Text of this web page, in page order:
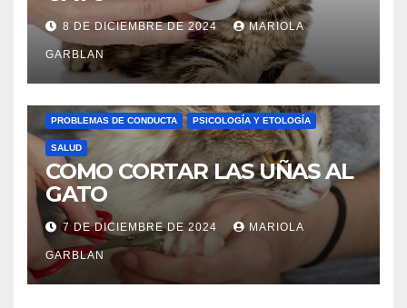
8 DE DICIEMBRE DE 2024 MARIOLA
GARBLAN
PROBLEMAS DE CONDUCTA PSICOLOGÍA Y ETOLOGÍA
SALUD
COMO CORTAR LAS UÑAS AL
GATO
7 DE DICIEMBRE DE 2024 MARIOLA
GARBLAN